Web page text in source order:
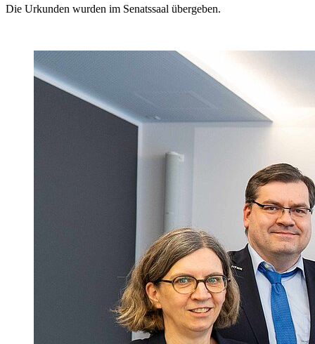
Die Urkunden wurden im Senatssaal übergeben.